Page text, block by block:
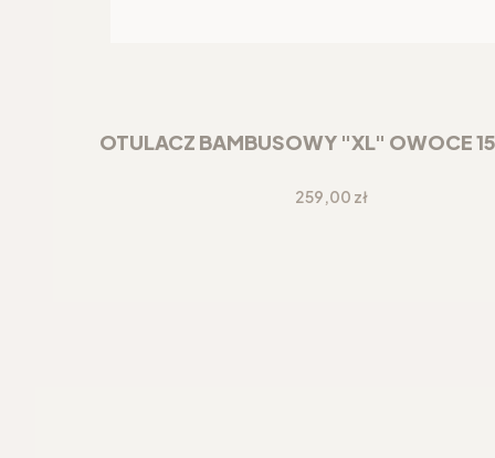
OTULACZ BAMBUSOWY "XL" OWOCE
Cena
259,00 zł